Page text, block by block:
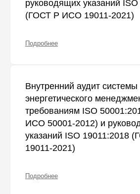
руководящих указаний
(ГОСТ Р ИСО 19011-2021)
Подробнее
Внутренний аудит системы
энергетического
требованиям ISO
ИСО 50001-2012) и
указаний ISO 19011:2018
19011-2021)
Подробнее